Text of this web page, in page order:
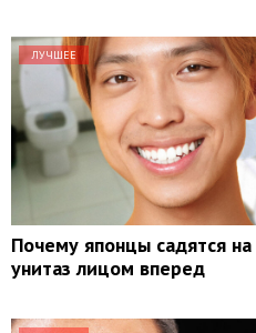
ЛУЧШЕЕ
Почему японцы садятся на
унитаз лицом вперед